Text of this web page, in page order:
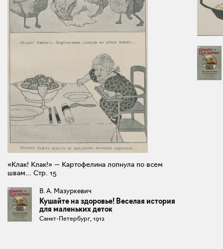
«Клак! Клак!» — Картофелина лопнула по всем
швам... Стр. 15
В. А. Мазуркевич
Кушайте на здоровье! Веселая история
для маленьких деток
Санкт-Петербург, 1912